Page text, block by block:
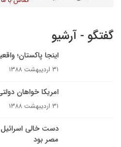
گفتگو - آرشیو
اینجا پاکستان؛
۳۱ اردیبهشت ۱۳۸۸
امریکا خواهان
۳۱ اردیبهشت ۱۳۸۸
دست خالی اسرائیل
مصر بود